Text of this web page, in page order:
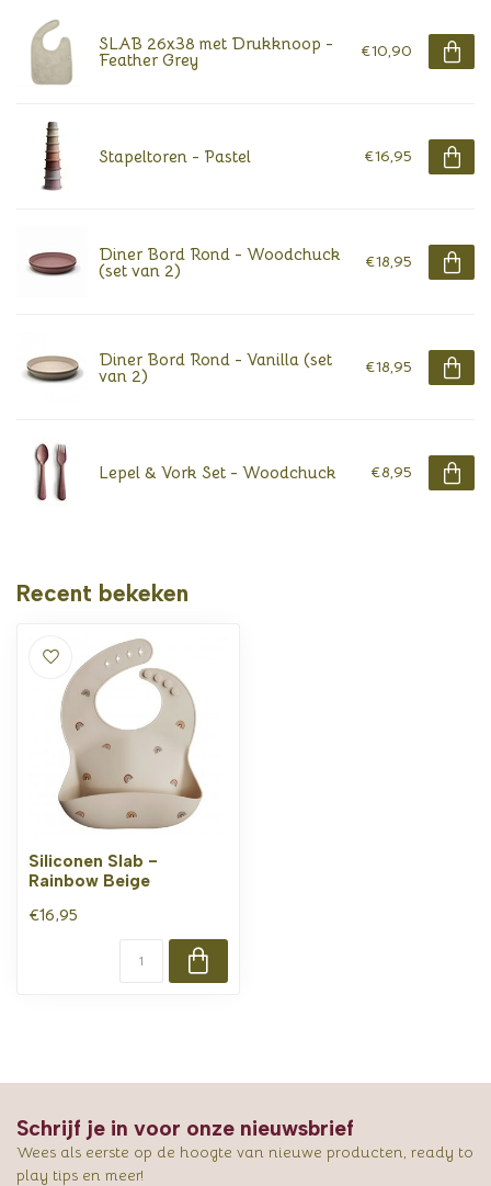
SLAB 26x38 met Drukknoop -
Feather Grey €10,90
Stapeltoren - Pastel €16,95
Diner Bord Rond - Woodchuck
(set van 2) €18,95
Diner Bord Rond - Vanilla (set
van 2) €18,95
Lepel & Vork Set - Woodchuck €8,95
Recent bekeken
Siliconen Slab -
Rainbow Beige
€16,95
Schrijf je in voor onze nieuwsbrief
Wees als eerste op de hoogte van nieuwe producten, ready to
play tips en meer!